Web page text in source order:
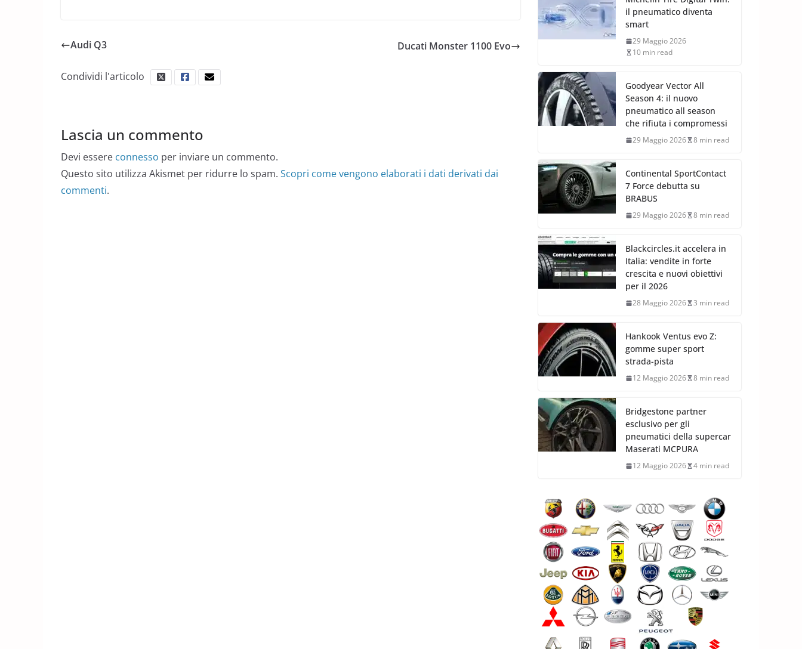
Audi Q3 Ducati Monster 1100 Evo
Condividi l'articolo
Lascia un commento
Devi essere connesso per inviare un commento.
Questo sito utilizza Akismet per ridurre lo spam. Scopri come vengono elaborati i dati derivati dai
commenti.
il pneumatico diventa
smart
29 Maggio 2026
10 min read
Goodyear Vector All
Season 4: il nuovo
pneumatico all season
che rifiuta i compromessi
29 Maggio 2026 8 min read
Continental SportContact
7 Force debutta su
BRABUS
29 Maggio 2026 8 min read
Blackcircles.it accelera in
Italia: vendite in forte
crescita e nuovi obiettivi
per il 2026
28 Maggio 2026 3 min read
Hankook Ventus evo Z:
gomme super sport
strada-pista
12 Maggio 2026 8 min read
Bridgestone partner
esclusivo per gli
pneumatici della supercar
Maserati MCPURA
12 Maggio 2026 4 min read